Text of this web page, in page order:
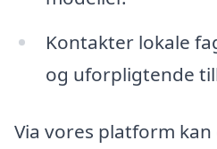
Kontakter lokale
og uforpligtende
Via vores platform